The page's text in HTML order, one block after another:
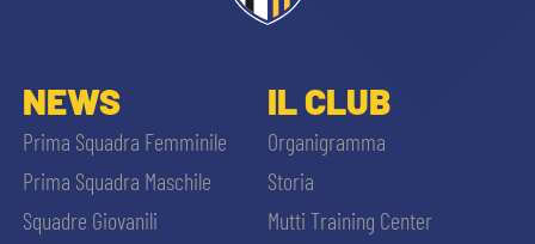
NEWS
Prima Squadra Femminile
Prima Squadra Maschile
Squadre Giovanili
IL CLUB
Organigramma
Storia
Mutti Training Center